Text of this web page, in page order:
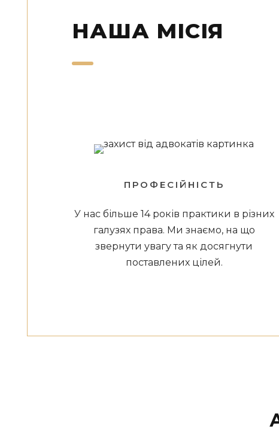
НАША МІСІЯ
ПРОФЕСІЙНІСТЬ
У нас більше 14 років практики в різних
галузях права. Ми знаємо, на що
звернути увагу та як досягнути
поставлених цілей.